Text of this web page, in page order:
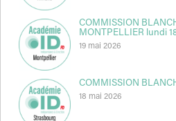
COMMISSION
MONTPELLIER lundi
19 mai 2026
COMMISSION
18 mai 2026